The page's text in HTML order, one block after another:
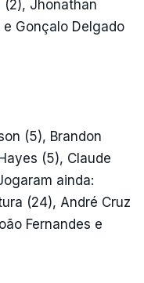
(2), Jhonathan
Gonçalo Delgado
(5), Brandon
(5), Claude
ainda:
(24), André Cruz
Fernandes e